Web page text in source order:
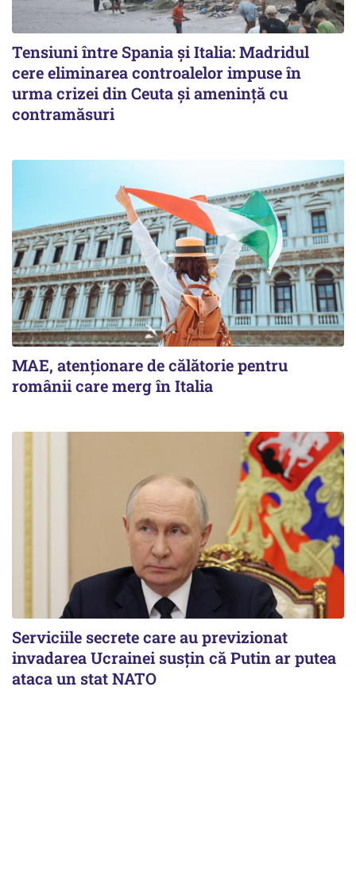
Tensiuni între Spania și Italia: Madridul
cere eliminarea controalelor impuse în
urma crizei din Ceuta și amenință cu
contramăsuri
MAE, atenționare de călătorie pentru
românii care merg în Italia
Serviciile secrete care au previzionat
invadarea Ucrainei susțin că Putin ar putea
ataca un stat NATO